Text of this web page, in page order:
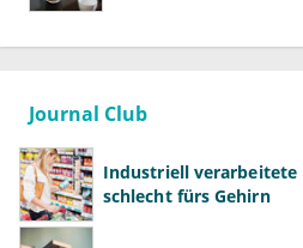
Journal Club
Industriell verarbeitete
schlecht fürs Gehirn